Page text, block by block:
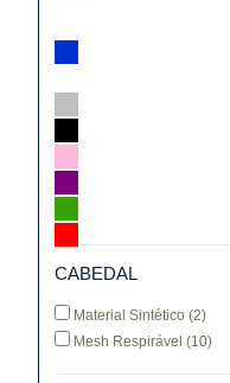
CABEDAL
Material Sintético (2)
Mesh Respirável (10)